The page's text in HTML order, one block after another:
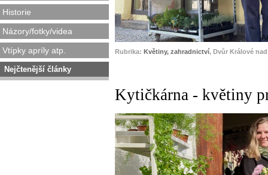
Historie
Názory/fotky/videa
Vtípky apríly atp.
Nejčtenější články
Rubrika: Květiny, zahradnictví, Dvůr Králové
Kytičkárna - květiny